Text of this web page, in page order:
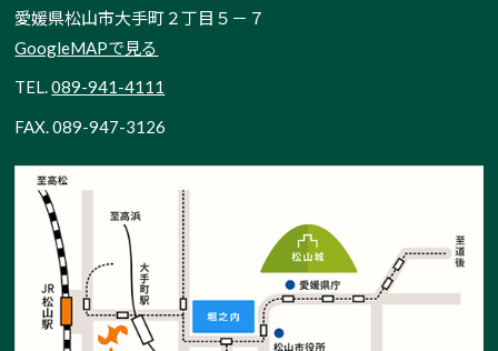
愛媛県松山市大手町２丁目５－７
GoogleMAPで見る
TEL.089-941-4111
FAX. 089-947-3126